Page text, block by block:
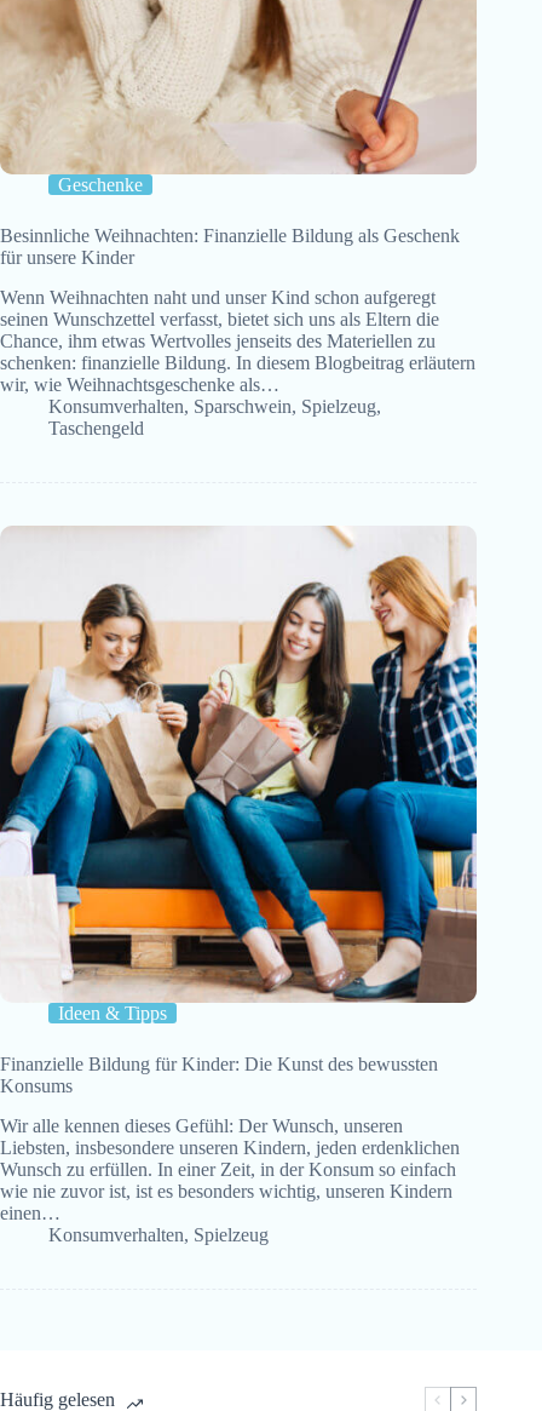
Geschenke
Besinnliche Weihnachten: Finanzielle Bildung als Geschenk
für unsere Kinder
Wenn Weihnachten naht und unser Kind schon aufgeregt
seinen Wunschzettel verfasst, bietet sich uns als Eltern die
Chance, ihm etwas Wertvolles jenseits des Materiellen zu
schenken: finanzielle Bildung. In diesem Blogbeitrag erläutern
wir, wie Weihnachtsgeschenke als…
Konsumverhalten, Sparschwein, Spielzeug,
Taschengeld
Ideen & Tipps
Finanzielle Bildung für Kinder: Die Kunst des bewussten
Konsums
Wir alle kennen dieses Gefühl: Der Wunsch, unseren
Liebsten, insbesondere unseren Kindern, jeden erdenklichen
Wunsch zu erfüllen. In einer Zeit, in der Konsum so einfach
wie nie zuvor ist, ist es besonders wichtig, unseren Kindern
einen…
Konsumverhalten, Spielzeug
Häufig gelesen